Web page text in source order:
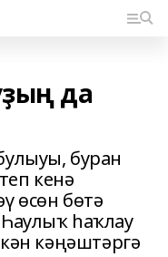
да
буран
кенә
өсөн бөтә
һаҡлау
кәңәштәргә